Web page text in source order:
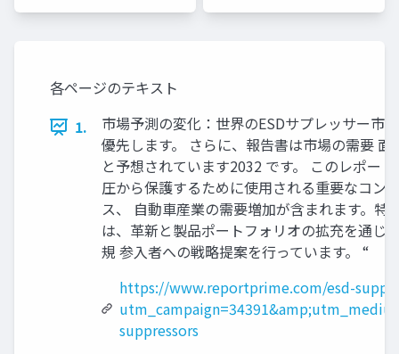
各ページのテキスト
1.
市場予測の変化：世界のESDサプレッサー市
優先します。 さらに、報告書は市場の需要
と予想されています2032 です。 このレポー
圧から保護するために使用される重要なコン
ス、 自動車産業の需要増加が含まれます。
は、革新と製品ポートフォリオの拡充を通じ
規 参入者への戦略提案を行っています。 “
https://www.reportprime.com/esd-
suppressors